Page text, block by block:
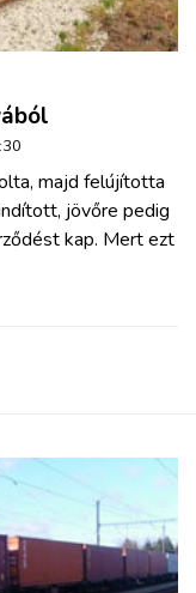
majd felújította
jövőre pedig
kap. Mert ezt